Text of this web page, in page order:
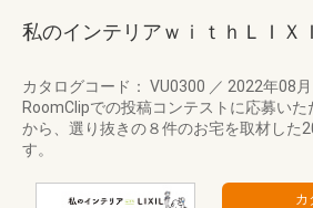
私のインテリアｗｉｔｈＬＩ
カタログコード： VU0300 ／ 2022年08月
RoomClipでの投稿コンテストに応募い
から、選り抜きの８件のお宅を取材した
す。